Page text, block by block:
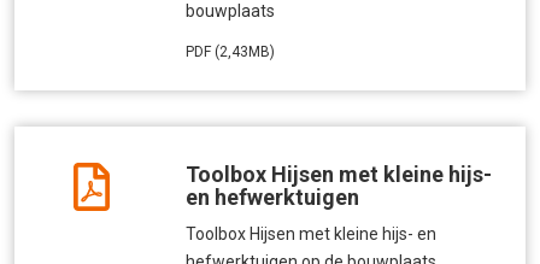
bouwplaats
PDF (2,43MB)
Toolbox Hijsen met kleine hijs-
en hefwerktuigen
Toolbox Hijsen met kleine hijs- en